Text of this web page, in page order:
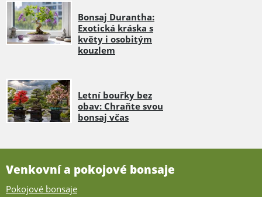
Bonsaj Durantha:
Exotická kráska s
květy i osobitým
kouzlem
Letní bouřky bez
obav: Chraňte svou
bonsaj včas
Venkovní a pokojové bonsaje
Pokojové bonsaje